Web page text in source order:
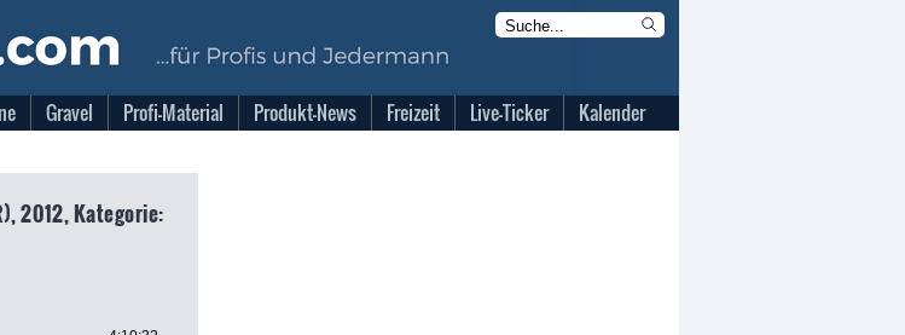
Gravel Profi-Material Produkt-News Freizeit Live-Ticker Kalender
2012, Kategorie: